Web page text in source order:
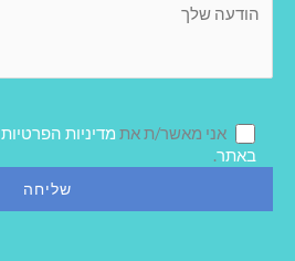
אני מאשר/ת את מדיניות הפרטיות
באתר.